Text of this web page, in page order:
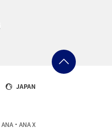
JAPAN
ANA・ANA X